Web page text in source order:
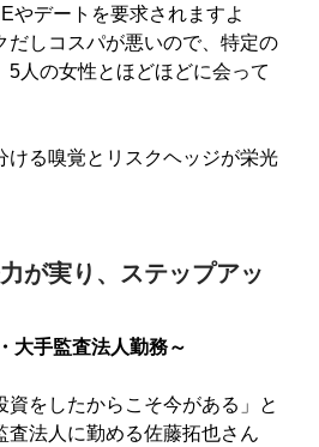
やデートを要求されますよ
だしコスパが悪いので、特定の
5人の女性とほどほどに会って
る嗅覚とリスクヘッジが栄光
が実り、ステップアッ
大手監査法人勤務～
資をしたからこそ今がある」と
査法人に勤める佐藤拓也さん